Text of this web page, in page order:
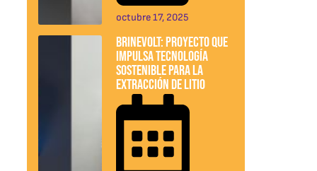
octubre 17, 2025
BrineVolt: Proyecto que
impulsa tecnología
sostenible para la
extracción de litio